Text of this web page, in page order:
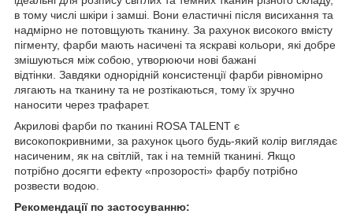
в тому числі шкіри і замші. Вони еластичні після висихання та
надмірно не потовщують тканину. За рахунок високого вмісту
пігменту, фарби мають насичені та яскраві кольори, які добре
змішуються між собою, утворюючи нові бажані
відтінки. Завдяки однорідній консистенції фарби рівномірно
лягають на тканину та не розтікаються, тому їх зручно
наносити через трафарет.
Акрилові фарби по тканині ROSA TALENT є
високопокривними, за рахунок цього будь-який колір виглядає
насиченим, як на світлій, так і на темній тканині. Якщо
потрібно досягти ефекту «прозорості» фарбу потрібно
розвести водою.
Рекомендації по застосуванню: